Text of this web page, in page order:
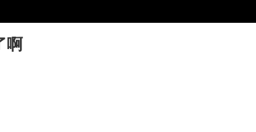
乘客在飞机上因调节座椅起冲突
为争财产堵门阻挠父亲出殡
啊